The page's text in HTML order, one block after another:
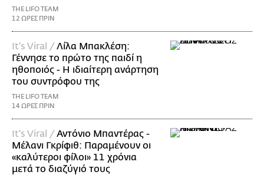
THE LIFO TEAM
12 ΩΡΕΣ ΠΡΙΝ
It's Viral /Λίλα Μπακλέση:
Γέννησε το πρώτο της παιδί η
ηθοποιός - Η ιδιαίτερη ανάρτηση
του συντρόφου της
THE LIFO TEAM
14 ΩΡΕΣ ΠΡΙΝ
It's Viral /Αντόνιο Μπαντέρας -
Μέλανι Γκρίφιθ: Παραμένουν οι
«καλύτεροι φίλοι» 11 χρόνια
μετά το διαζύγιό τους